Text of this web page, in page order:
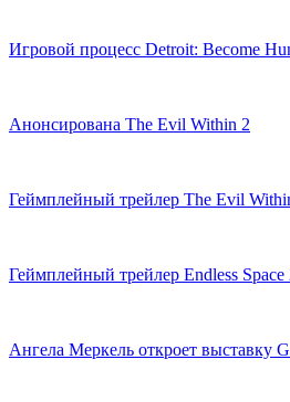
Игровой процесс Detroit: Become
Анонсирована The Evil Within 2
Геймплейный трейлер The Evil
Геймплейный трейлер Endless Space
Ангела Меркель откроет выставку